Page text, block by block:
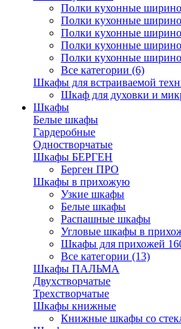
Полки кухонные
Полки кухонные
Полки кухонные
Полки кухонные
Полки кухонные
Все категории (6)
Шкафы для встраиваемой
Шкаф для духовки и
Шкафы
Белые шкафы
Гардеробные
Одностворчатые
Шкафы БЕРГЕН
Берген ПРО
Шкафы в прихожую
Узкие шкафы
Белые шкафы
Распашные шкафы
Угловые шкафы в
Шкафы для прихожей
Все категории (13)
Шкафы ПАЛЬМА
Двухстворчатые
Трехстворчатые
Шкафы книжные
Книжные шкафы со